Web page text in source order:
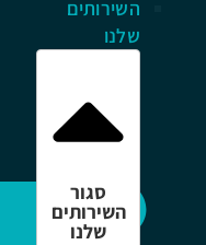
השירותים
שלנו
סגור
השירותים
שלנו